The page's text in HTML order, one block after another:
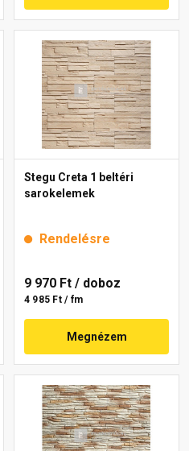
Stegu Creta 1 beltéri
sarokelemek
Rendelésre
9 970 Ft / doboz
4 985 Ft / fm
Megnézem